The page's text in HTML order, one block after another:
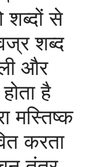
से
शब्द
और
है
मस्तिष्क
करता